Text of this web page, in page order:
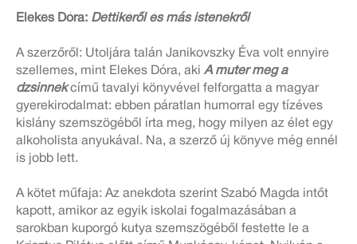
Elekes Dóra: Dettikéről és más istenekről
A szerzőről: Utoljára talán Janikovszky Éva volt ennyire
szellemes, mint Elekes Dóra, aki A muter meg a
dzsinnekcímű tavalyi könyvével felforgatta a magyar
gyerekirodalmat: ebben páratlan humorral egy tízéves
kislány szemszögéből írta meg, hogy milyen az élet egy
alkoholista anyukával. Na, a szerző új könyve még ennél
is jobb lett.
A kötet műfaja: Az anekdota szerint Szabó Magda intőt
kapott, amikor az egyik iskolai fogalmazásában a
sarokban kuporgó kutya szemszögéből festette le a